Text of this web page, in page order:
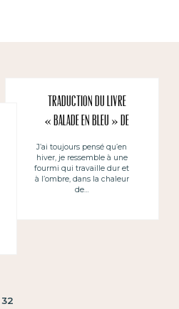
Traduction du livre
« Balade en bleu » de
Bernard Vinceneux
(photos de Minorque) et
Philippe Gicquel (textes)
J’ai toujours pensé qu’en
hiver, je ressemble à une
fourmi qui travaille dur et
à l’ombre, dans la chaleur
de…
32